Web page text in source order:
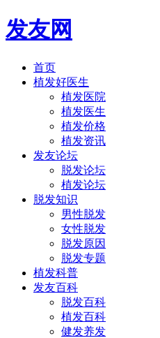
发友网
首页
植发好医生
植发医院
植发医生
植发价格
植发资讯
发友论坛
脱发论坛
植发论坛
脱发知识
男性脱发
女性脱发
脱发原因
脱发专题
植发科普
发友百科
脱发百科
植发百科
健发养发